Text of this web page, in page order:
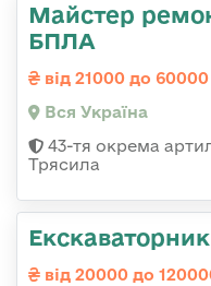
Майстер
БПЛА
від 21000 до
Вся Україна
43-тя окрема
Трясила
від 20000 до